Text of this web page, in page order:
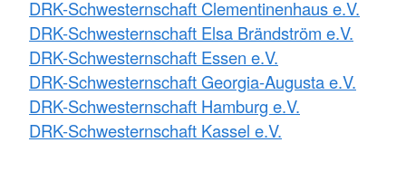
DRK-Schwesternschaft Clementinenhaus e.V.
DRK-Schwesternschaft Elsa Brändström e.V.
DRK-Schwesternschaft Essen e.V.
DRK-Schwesternschaft Georgia-Augusta e.V.
DRK-Schwesternschaft Hamburg e.V.
DRK-Schwesternschaft Kassel e.V.